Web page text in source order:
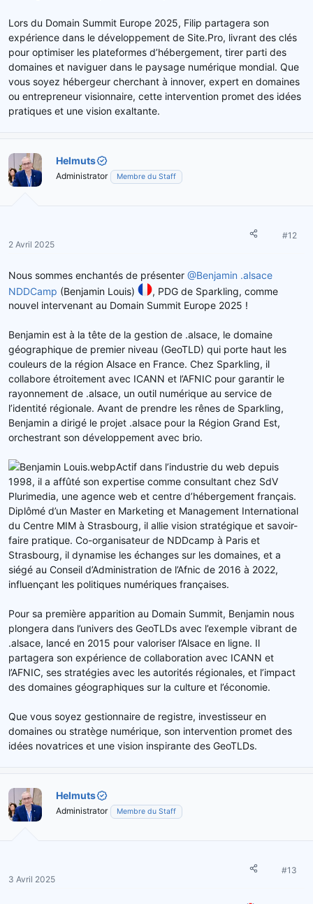
Lors du Domain Summit Europe 2025, Filip partagera son
expérience dans le développement de Site.Pro, livrant des clés
pour optimiser les plateformes d’hébergement, tirer parti des
domaines et naviguer dans le paysage numérique mondial. Que
vous soyez hébergeur cherchant à innover, expert en domaines
ou entrepreneur visionnaire, cette intervention promet des idées
pratiques et une vision exaltante.
Helmuts
Administrator Membre du Staff
2 Avril 2025
#12
Nous sommes enchantés de présenter @Benjamin .alsace
NDDCamp (Benjamin Louis)
, PDG de Sparkling, comme
nouvel intervenant au Domain Summit Europe 2025 !
Benjamin est à la tête de la gestion de .alsace, le domaine
géographique de premier niveau (GeoTLD) qui porte haut les
couleurs de la région Alsace en France. Chez Sparkling, il
collabore étroitement avec ICANN et l’AFNIC pour garantir le
rayonnement de .alsace, un outil numérique au service de
l’identité régionale. Avant de prendre les rênes de Sparkling,
Benjamin a dirigé le projet .alsace pour la Région Grand Est,
orchestrant son développement avec brio.
Actif dans l’industrie du web depuis
1998, il a affûté son expertise comme consultant chez SdV
Plurimedia, une agence web et centre d’hébergement français.
Diplômé d’un Master en Marketing et Management International
du Centre MIM à Strasbourg, il allie vision stratégique et savoir-
faire pratique. Co-organisateur de NDDcamp à Paris et
Strasbourg, il dynamise les échanges sur les domaines, et a
siégé au Conseil d’Administration de l’Afnic de 2016 à 2022,
influençant les politiques numériques françaises.
Pour sa première apparition au Domain Summit, Benjamin nous
plongera dans l’univers des GeoTLDs avec l’exemple vibrant de
.alsace, lancé en 2015 pour valoriser l’Alsace en ligne. Il
partagera son expérience de collaboration avec ICANN et
l’AFNIC, ses stratégies avec les autorités régionales, et l’impact
des domaines géographiques sur la culture et l’économie.
Que vous soyez gestionnaire de registre, investisseur en
domaines ou stratège numérique, son intervention promet des
idées novatrices et une vision inspirante des GeoTLDs.
Helmuts
Administrator Membre du Staff
3 Avril 2025
#13